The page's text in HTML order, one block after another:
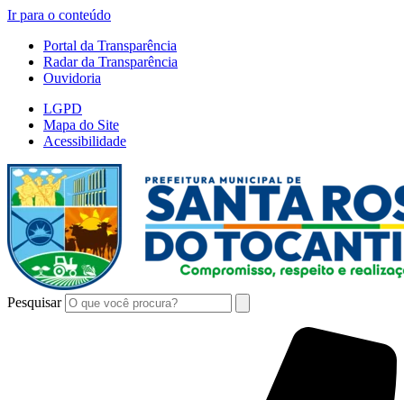
Ir para o conteúdo
Portal da Transparência
Radar da Transparência
Ouvidoria
LGPD
Mapa do Site
Acessibilidade
Pesquisar